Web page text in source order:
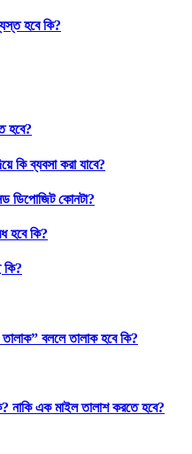
হবে কি?
হবে?
কি ব্যবসা করা যাবে?
ডিপোজিট কোনটা?
হবে কি?
কি?
বললে তালাক হবে কি?
নাকি এক মাইল তালাশ করতে হবে?